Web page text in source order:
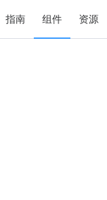
指南 组件 资源